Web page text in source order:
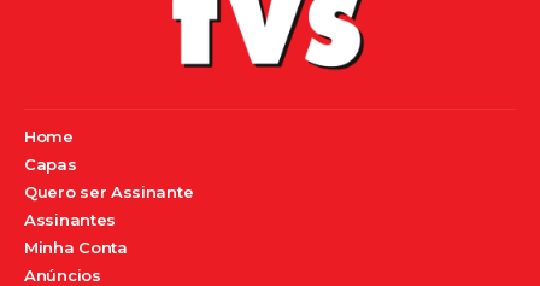
Home
Capas
Quero ser Assinante
Assinantes
Minha Conta
Anúncios